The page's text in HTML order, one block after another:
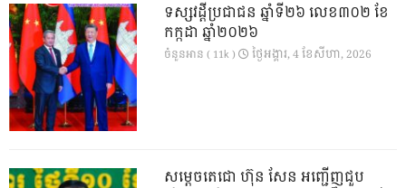
ទស្សវដ្តីប្រជាជន ឆ្នាំទី២៦ លេខ៣០២ ខែ
កក្កដា ឆ្នាំ២០២៦
ចំនួនអាន ( 11k ) ថ្ងៃ​អង្គារ, 4 ខែ​សីហា, 2026
សម្តេចតេជោ ហ៊ុន សែន អញ្ជើញជួប